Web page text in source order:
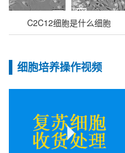
C2C12细胞是什么细胞
细胞培养操作视频